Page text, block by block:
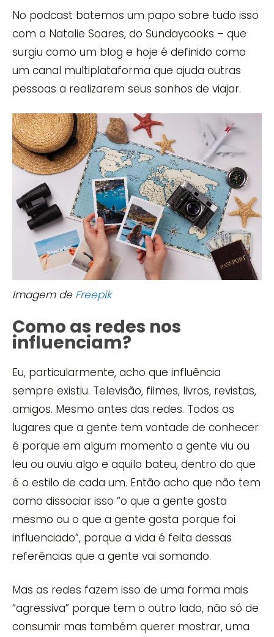
No podcast batemos um papo sobre tudo isso
com a Natalie Soares, do Sundaycooks – que
surgiu como um blog e hoje é definido como
um canal multiplataforma que ajuda outras
pessoas a realizarem seus sonhos de viajar.
Imagem de Freepik
Como as redes nos
influenciam?
Eu, particularmente, acho que influência
sempre existiu. Televisão, filmes, livros, revistas,
amigos. Mesmo antes das redes. Todos os
lugares que a gente tem vontade de conhecer
é porque em algum momento a gente viu ou
leu ou ouviu algo e aquilo bateu, dentro do que
é o estilo de cada um. Então acho que não tem
como dissociar isso “o que a gente gosta
mesmo ou o que a gente gosta porque foi
influenciado”, porque a vida é feita dessas
referências que a gente vai somando.
Mas as redes fazem isso de uma forma mais
“agressiva” porque tem o outro lado, não só de
consumir mas também querer mostrar, uma